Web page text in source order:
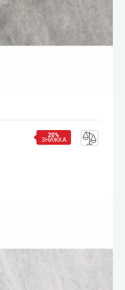
20%
ЗНИЖКА